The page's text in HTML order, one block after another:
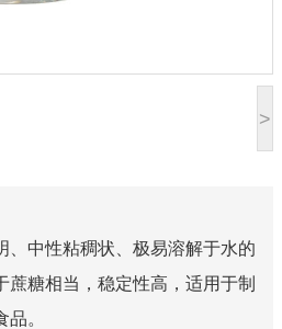
>
、中性粘稠状、极易溶解于水的
蔗糖相当，稳定性高，适用于制
。